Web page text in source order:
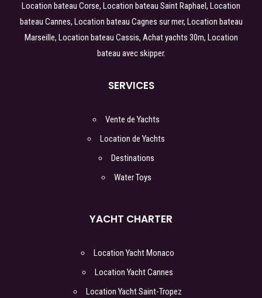
Location bateau Corse, Location bateau Saint Raphael, Location
bateau Cannes, Location bateau Cagnes sur mer, Location bateau
Marseille, Location bateau Cassis, Achat yachts 30m, Location
bateau avec skipper.
SERVICES
Vente de Yachts
Location de Yachts
Destinations
Water Toys
YACHT CHARTER
Location Yacht Monaco
Location Yacht Cannes
Location Yacht Saint-Tropez